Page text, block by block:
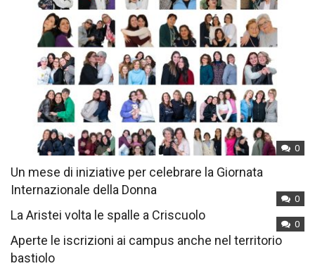
0
Un mese di iniziative per celebrare la Giornata
Internazionale della Donna
0
La Aristei volta le spalle a Criscuolo
0
Aperte le iscrizioni ai campus anche nel territorio
bastiolo